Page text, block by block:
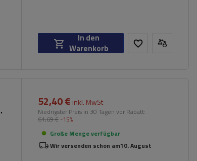
In den
Warenkorb
52,40 € inkl. MwSt
Niedrigster Preis in 30 Tagen vor Rabatt:
61,69 € -15%
Große Menge verfügbar
Wir versenden schon am10. August